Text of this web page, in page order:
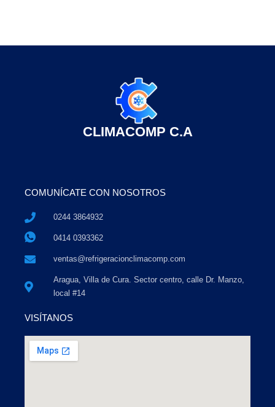
CLIMACOMP C.A
COMUNÍCATE CON NOSOTROS
0244 3864932
0414 0393362
ventas@refrigeracionclimacomp.com
Aragua, Villa de Cura. Sector centro, calle Dr. Manzo,
local #14
VISÍTANOS